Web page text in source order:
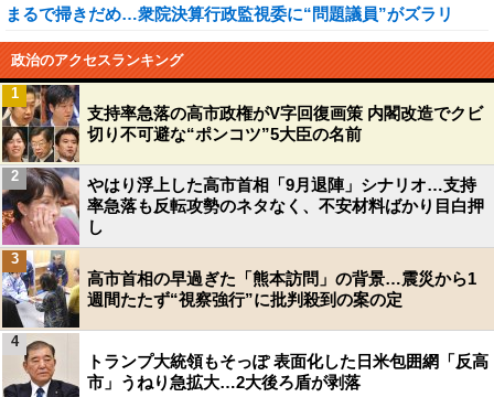
まるで掃きだめ…衆院決算行政監視委に“問題議員”がズラリ
政治のアクセスランキング
支持率急落の高市政権がV字回復画策 内閣改造でクビ
切り不可避な“ポンコツ”5大臣の名前
1
やはり浮上した高市首相「9月退陣」シナリオ…支持
率急落も反転攻勢のネタなく、不安材料ばかり目白押
し
2
高市首相の早過ぎた「熊本訪問」の背景…震災から1
週間たたず“視察強行”に批判殺到の案の定
3
トランプ大統領もそっぽ 表面化した日米包囲網「反高
市」うねり急拡大…2大後ろ盾が剥落
4